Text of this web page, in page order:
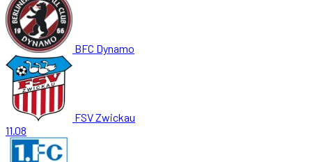
BFC Dynamo
FSV Zwickau
11.08